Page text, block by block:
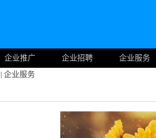
企业推广 企业招聘 企业服务
| 企业服务